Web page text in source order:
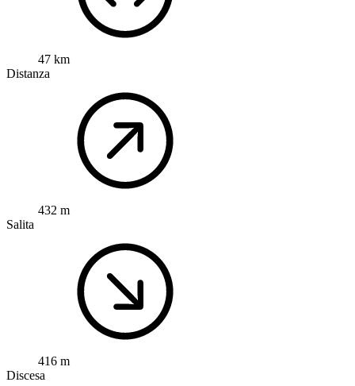
47 km
Distanza
432 m
Salita
416 m
Discesa